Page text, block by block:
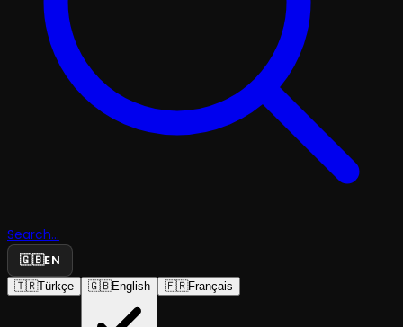
Search...
🇬🇧EN
🇹🇷Türkçe 🇬🇧English 🇫🇷Français